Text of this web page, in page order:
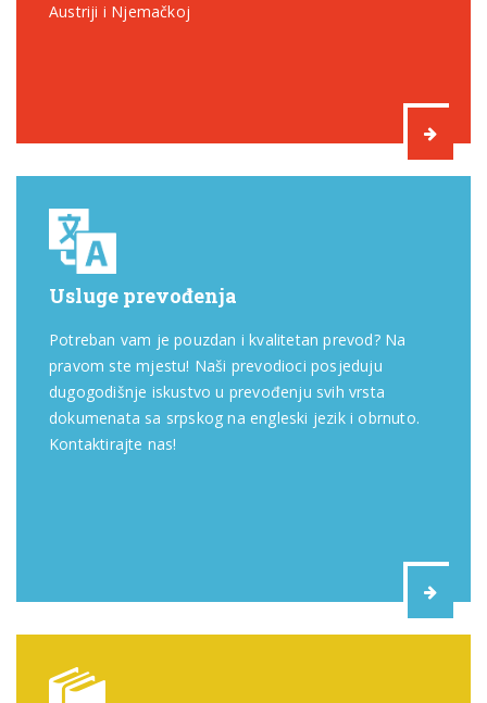
Austriji i Njemačkoj
Usluge prevođenja
Potreban vam je pouzdan i kvalitetan prevod? Na
pravom ste mjestu! Naši prevodioci posjeduju
dugogodišnje iskustvo u prevođenju svih vrsta
dokumenata sa srpskog na engleski jezik i obrnuto.
Kontaktirajte nas!